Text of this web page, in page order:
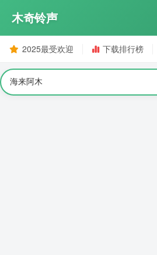
木奇铃声
2025最受欢迎 下载排行榜